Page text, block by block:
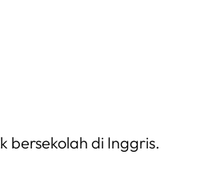
bersekolah di Inggris.